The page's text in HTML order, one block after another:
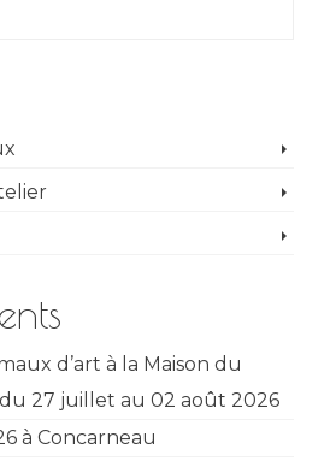
d’art à la Maison du
27 juillet au 02 août 2026
à Concarneau